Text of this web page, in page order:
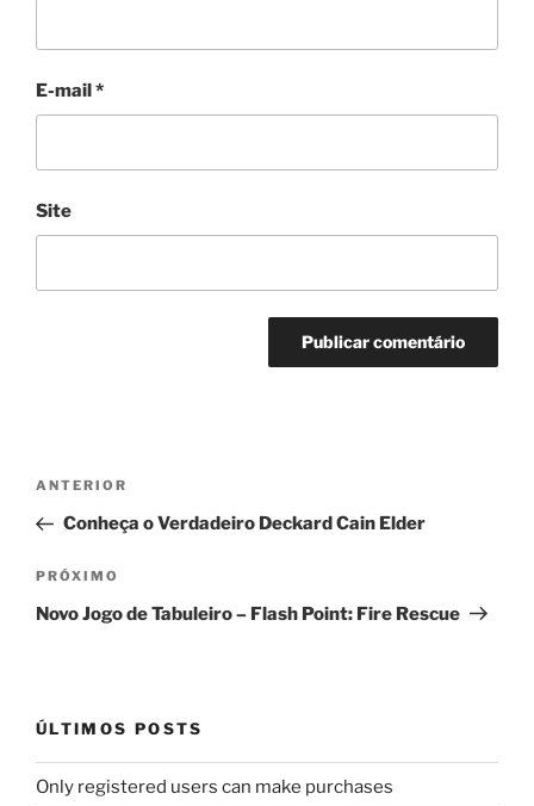
E-mail*
Site
Navegação
Post
Post
anterior
ANTERIOR
Conheça o Verdadeiro Deckard Cain Elder
Próximo
post
PRÓXIMO
Novo Jogo de Tabuleiro – Flash Point: Fire Rescue
ÚLTIMOS POSTS
Only registered users can make purchases